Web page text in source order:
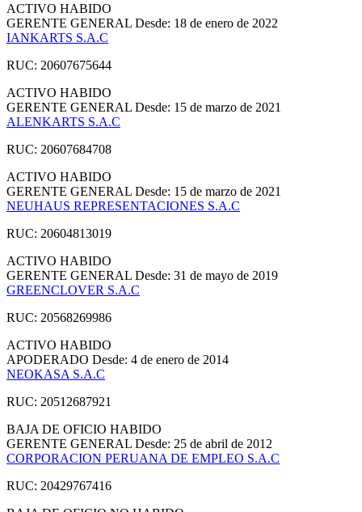
ACTIVO HABIDO
GERENTE GENERAL Desde: 18 de enero de 2022
IANKARTS S.A.C
RUC: 20607675644
ACTIVO HABIDO
GERENTE GENERAL Desde: 15 de marzo de 2021
ALENKARTS S.A.C
RUC: 20607684708
ACTIVO HABIDO
GERENTE GENERAL Desde: 15 de marzo de 2021
NEUHAUS REPRESENTACIONES S.A.C
RUC: 20604813019
ACTIVO HABIDO
GERENTE GENERAL Desde: 31 de mayo de 2019
GREENCLOVER S.A.C
RUC: 20568269986
ACTIVO HABIDO
APODERADO Desde: 4 de enero de 2014
NEOKASA S.A.C
RUC: 20512687921
BAJA DE OFICIO HABIDO
GERENTE GENERAL Desde: 25 de abril de 2012
CORPORACION PERUANA DE EMPLEO S.A.C
RUC: 20429767416